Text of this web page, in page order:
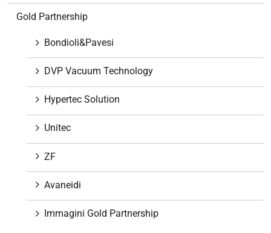
Gold Partnership
Bondioli&Pavesi
DVP Vacuum Technology
Hypertec Solution
Unitec
ZF
Avaneidi
Immagini Gold Partnership